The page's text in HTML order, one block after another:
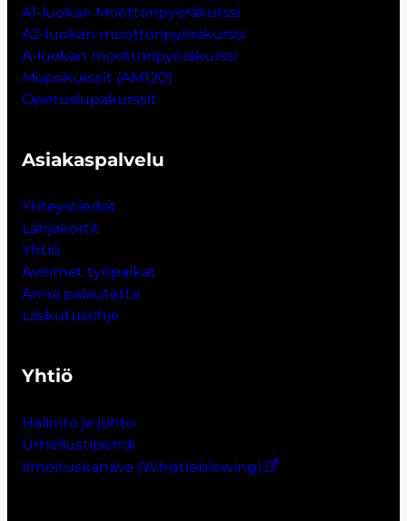
A1-luokan Moottoripyöräkurssi
A2-luokan moottoripyöräkurssi
A-luokan moottoripyöräkurssi
Mopokurssit (AM120)
Opetuslupakurssit
Asiakaspalvelu
Yhteystiedot
Lahjakortit
Yhtiö
Avoimet työpaikat
Anna palautetta
Laskutusohje
Yhtiö
Hallinto ja johto
Urheilustipendi
Ilmoituskanava (Whistleblowing)